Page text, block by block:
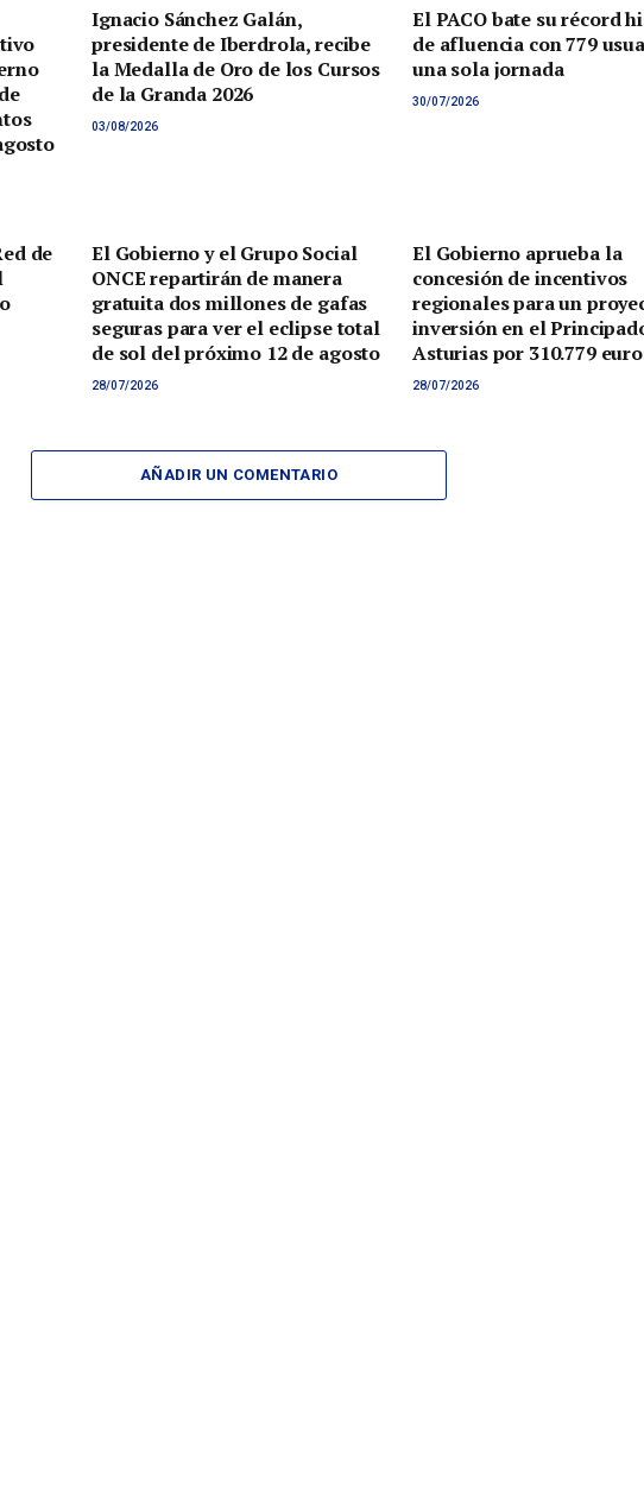
Ignacio Sánchez Galán,
presidente de Iberdrola, recibe
la Medalla de Oro de los Cursos
de la Granda 2026
03/08/2026
El PACO bate su récord
de afluencia con 779
una sola jornada
30/07/2026
de
El Gobierno y el Grupo Social
ONCE repartirán de manera
gratuita dos millones de gafas
seguras para ver el eclipse total
de sol del próximo 12 de agosto
28/07/2026
El Gobierno aprueba la
concesión de incentivos
regionales para un
inversión en el
Asturias por 310.779
28/07/2026
AÑADIR UN COMENTARIO